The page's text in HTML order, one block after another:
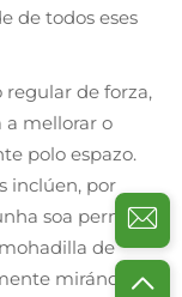
de todos eses
de forza,
a mellorar o
polo espazo.
inclúen, por
soa perna
de
mirándose